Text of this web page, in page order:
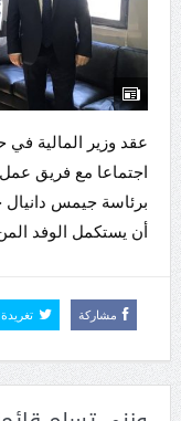
عقد وزير المالية
برئاسة جيمس
أن يستكمل الوفد
مشاركة تغريدة